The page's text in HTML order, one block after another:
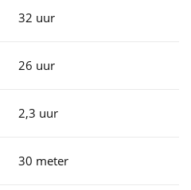
32 uur
26 uur
2,3 uur
30 meter